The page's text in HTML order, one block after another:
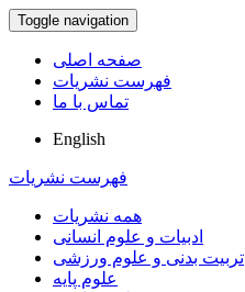
Toggle navigation
صفحه اصلی
فهرست نشریات
تماس با ما
English
فهرست نشریات
همه نشریات
ادبیات و علوم انسانی
تربیت بدنی و علوم ورزشی
علوم پایه